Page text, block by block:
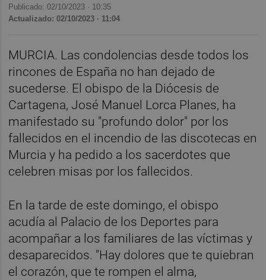
Publicado: 02/10/2023 · 10:35
Actualizado: 02/10/2023 · 11:04
MURCIA. Las condolencias desde todos los
rincones de España no han dejado de
sucederse. El obispo de la Diócesis de
Cartagena, José Manuel Lorca Planes, ha
manifestado su "profundo dolor" por los
fallecidos en el incendio de las discotecas en
Murcia y ha pedido a los sacerdotes que
celebren misas por los fallecidos.
En la tarde de este domingo, el obispo
acudía al Palacio de los Deportes para
acompañar a los familiares de las víctimas y
desaparecidos. "Hay dolores que te quiebran
el corazón, que te rompen el alma,